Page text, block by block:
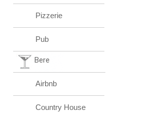
Pizzerie
Pub
Bere
Airbnb
Country House